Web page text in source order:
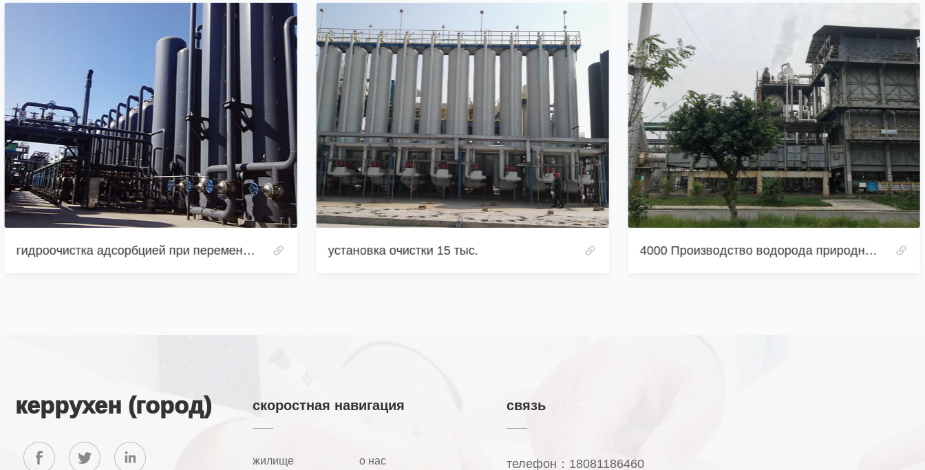
установка очистки 15 тыс. 4000 Производство водорода природным газом 3000 Производство водорода природным газом
керрухен (город) скоростная навигация
жилище о нас
связь
телефон：18081186460